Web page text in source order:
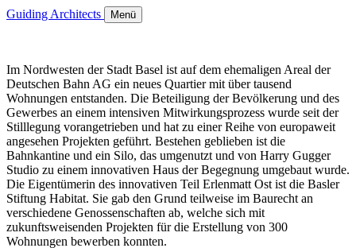
Guiding Architects Menü
Im Nordwesten der Stadt Basel ist auf dem ehemaligen Areal der
Deutschen Bahn AG ein neues Quartier mit über tausend
Wohnungen entstanden. Die Beteiligung der Bevölkerung und des
Gewerbes an einem intensiven Mitwirkungsprozess wurde seit der
Stilllegung vorangetrieben und hat zu einer Reihe von europaweit
angesehen Projekten geführt. Bestehen geblieben ist die
Bahnkantine und ein Silo, das umgenutzt und von Harry Gugger
Studio zu einem innovativen Haus der Begegnung umgebaut wurde.
Die Eigentümerin des innovativen Teil Erlenmatt Ost ist die Basler
Stiftung Habitat. Sie gab den Grund teilweise im Baurecht an
verschiedene Genossenschaften ab, welche sich mit
zukunftsweisenden Projekten für die Erstellung von 300
Wohnungen bewerben konnten.